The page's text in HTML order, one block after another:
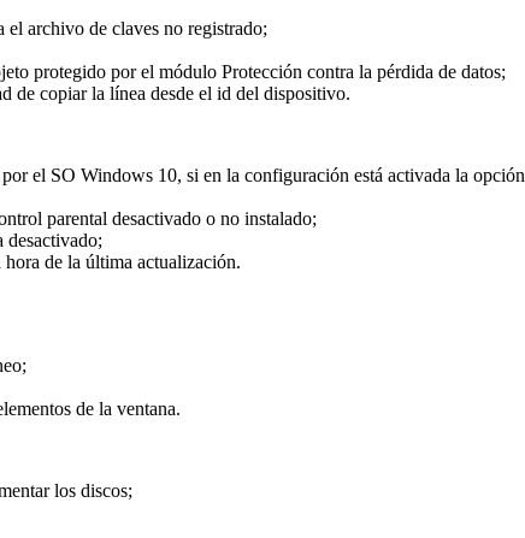
archivo de claves no registrado;
protegido por el módulo Protección contra la pérdida de datos;
de copiar la línea desde el id del dispositivo.
el SO Windows 10, si en la configuración está activada la
parental desactivado o no instalado;
desactivado;
hora de la última actualización.
de la ventana.
los discos;